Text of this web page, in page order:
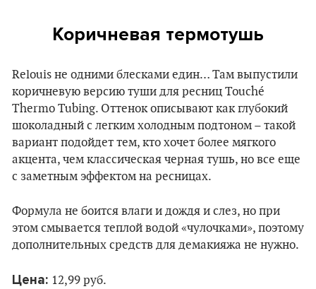
Коричневая термотушь
Relouis не одними блесками един… Там выпустили
коричневую версию туши для ресниц Touché
Thermo Tubing. Оттенок описывают как глубокий
шоколадный с легким холодным подтоном – такой
вариант подойдет тем, кто хочет более мягкого
акцента, чем классическая черная тушь, но все еще
с заметным эффектом на ресницах.
Формула не боится влаги и дождя и слез, но при
этом смывается теплой водой «чулочками», поэтому
дополнительных средств для демакияжа не нужно.
Цена: 12,99 руб.